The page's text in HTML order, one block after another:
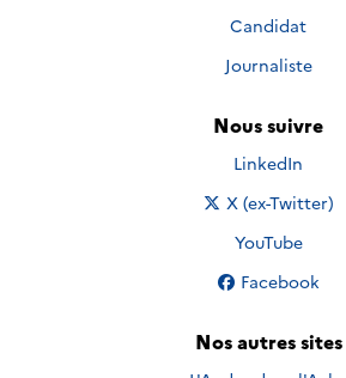
Candidat
Journaliste
Nous suivre
Nous suivre sur
LinkedIn
Nous suivre sur
X (ex-Twitter)
Nous suivre sur
YouTube
Nous suivre sur
Facebook
Nos autres sites